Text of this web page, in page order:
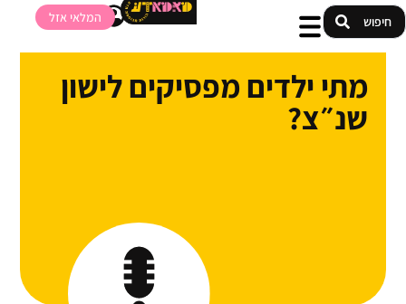
המלאי אזל
מתי ילדים מפסיקים לישון
שנ״צ?